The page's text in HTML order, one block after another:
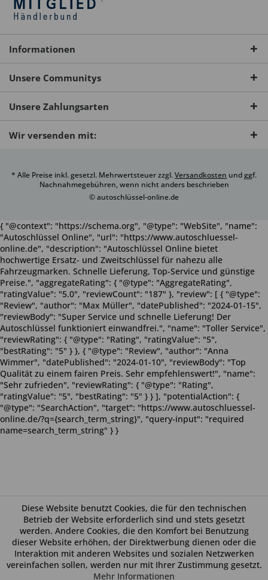
Informationen
Unsere Communitys
Unsere Zahlungsarten
Wir versenden mit:
* Alle Preise inkl. gesetzl. Mehrwertsteuer zzgl.Versandkosten und ggf.
Nachnahmegebühren, wenn nicht anders beschrieben
© autoschlüssel-online.de
Diese Website benutzt Cookies, die für den technischen
Betrieb der Website erforderlich sind und stets gesetzt
werden. Andere Cookies, die den Komfort bei Benutzung
dieser Website erhöhen, der Direktwerbung dienen oder die
Interaktion mit anderen Websites und sozialen Netzwerken
vereinfachen sollen, werden nur mit Ihrer Zustimmung gesetzt.
Mehr Informationen
{ "@context": "https://schema.org", "@type": "WebSite", "name":
"Autoschlüssel Online", "url": "https://www.autoschluessel-
online.de", "description": "Autoschlüssel Online bietet
hochwertige Ersatz- und Zweitschlüssel für nahezu alle
Fahrzeugmarken. Schnelle Lieferung, Top-Service und günstige
Preise.", "aggregateRating": { "@type": "AggregateRating",
"ratingValue": "5.0", "reviewCount": "187" }, "review": [ { "@type":
"Review", "author": "Max Müller", "datePublished": "2024-01-15",
"reviewBody": "Super Service und schnelle Lieferung! Der
Autoschlüssel funktioniert einwandfrei.", "name": "Toller Service",
"reviewRating": { "@type": "Rating", "ratingValue": "5",
"bestRating": "5" } }, { "@type": "Review", "author": "Anna
Wimmer", "datePublished": "2024-01-10", "reviewBody": "Top
Qualität zu einem fairen Preis. Sehr empfehlenswert!", "name":
"Sehr zufrieden", "reviewRating": { "@type": "Rating",
"ratingValue": "5", "bestRating": "5" } } ], "potentialAction": {
"@type": "SearchAction", "target": "https://www.autoschluessel-
online.de/?q={search_term_string}", "query-input": "required
name=search_term_string" } }